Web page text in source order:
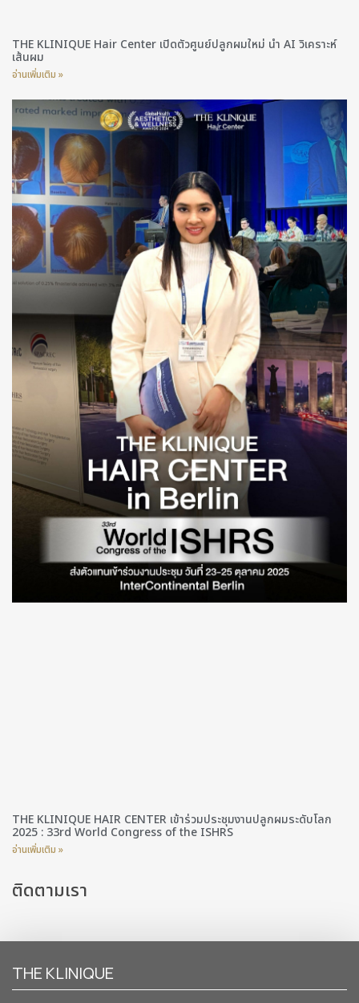
THE KLINIQUE Hair Center เปิดตัวศูนย์ปลูกผมใหม่ นำ AI วิเคราะห์
เส้นผม
อ่านเพิ่มเติม »
THE KLINIQUE HAIR CENTER เข้าร่วมประชุมงานปลูกผมระดับโลก
2025 : 33rd World Congress of the ISHRS
อ่านเพิ่มเติม »
ติดตามเรา
THE KLINIQUE